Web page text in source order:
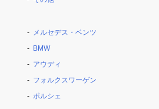
メルセデス・ベンツ
BMW
アウディ
フォルクスワーゲン
ポルシェ